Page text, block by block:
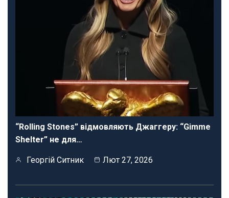
“Rolling Stones” відмовляють Джаггеру: “Gimme
Shelter” не для…
Георгій Ситник Лют 27, 2026